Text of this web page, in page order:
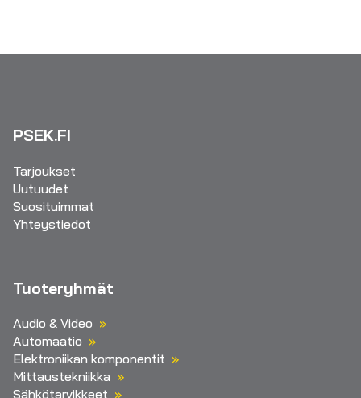
PSEK.FI
Tarjoukset
Uutuudet
Suosituimmat
Yhteystiedot
Tuoteryhmät
Audio & Video
Automaatio
Elektroniikan komponentit
Mittaustekniikka
Sähkötarvikkeet